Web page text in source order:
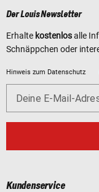
Der Louis Newsletter
Erhalte kostenlosalle
Schnäppchen oder
Hinweis zum Datenschutz
Deine E-Mail-
Kundenservice